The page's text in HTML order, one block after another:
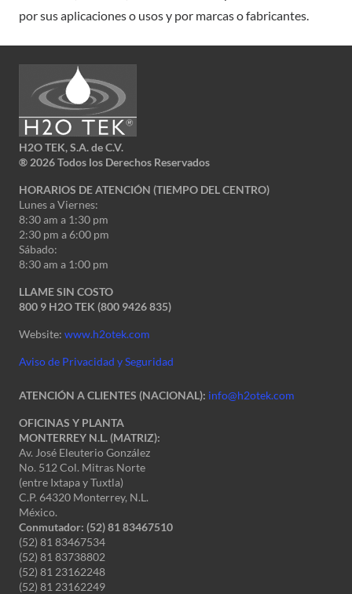
por sus aplicaciones o usos y por marcas o fabricantes.
H2O TEK, S.A. de C.V.
® 2026 Todos los Derechos Reservados
HORARIOS DE ATENCIÓN (TIEMPO DEL CENTRO)
Lunes a Viernes:
8:30 am a 1:30 pm
2:30 pm a 6:00 pm
Sábado:
8:30 am a 1:00 pm
LLAME SIN COSTO
800 9 H2O TEK (800 9426 835)
Website: www.h2otek.com
Aviso de Privacidad y Seguridad
ATENCIÓN A CLIENTES (NACIONAL): info@h2otek.com
OFICINAS Y PLANTA
MONTERREY N.L. (MATRIZ):
Av. José Eleuterio González
No. 512 Col. Mitras Norte
(entre Ixtapa y Tuxtla)
C.P. 64320 Monterrey, N.L.
México.
Conmutador: (52) 81 83467510
(52) 81 83467534
(52) 81 83738802
(52) 81 23162248
(52) 81 23162249